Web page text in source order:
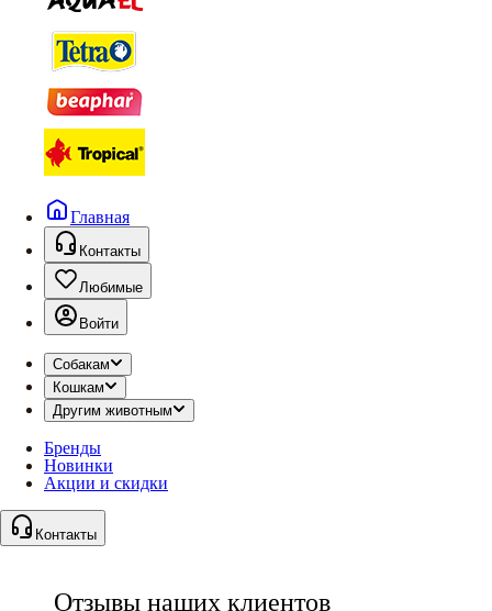
Главная
Контакты
Любимые
Войти
Собакам
Кошкам
Другим животным
Бренды
Новинки
Акции и скидки
Контакты
Отзывы наших клиентов